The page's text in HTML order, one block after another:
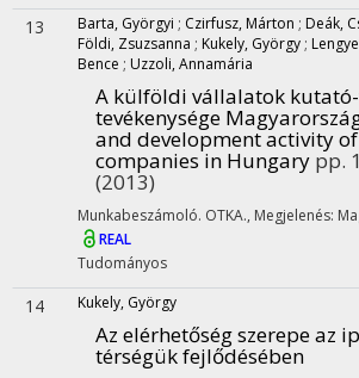
13 Barta, Györgyi ; Czirfusz, Márton ; Deák,
Földi, Zsuzsanna ; Kukely, György ;
Bence ; Uzzoli, Annamária
A külföldi vállalatok
tevékenysége
and development activity
companies in Hungary pp.
(2013)
Munkabeszámoló. OTKA., Megjelenés:
REAL
Tudományos
14 Kukely, György
Az elérhetőség szerepe az
térségük fejlődésében